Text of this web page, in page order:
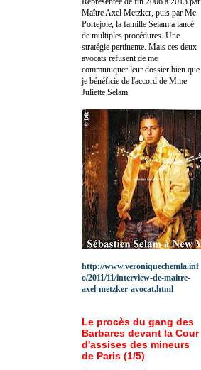
Maître Axel Metzker, puis par Me
Portejoie, la famille Selam a lancé
de multiples procédures. Une
stratégie pertinente. Mais ces deux
avocats refusent de me
communiquer leur dossier bien que
je bénéficie de l'accord de Mme
Juliette Selam.
http://www.veroniquechemla.inf
o/2011/11/interview-de-maitre-
axel-metzker-avocat.html
Le procès du gang des
Barbares devant la Cour
d'assises des mineurs
de Paris (1/5)